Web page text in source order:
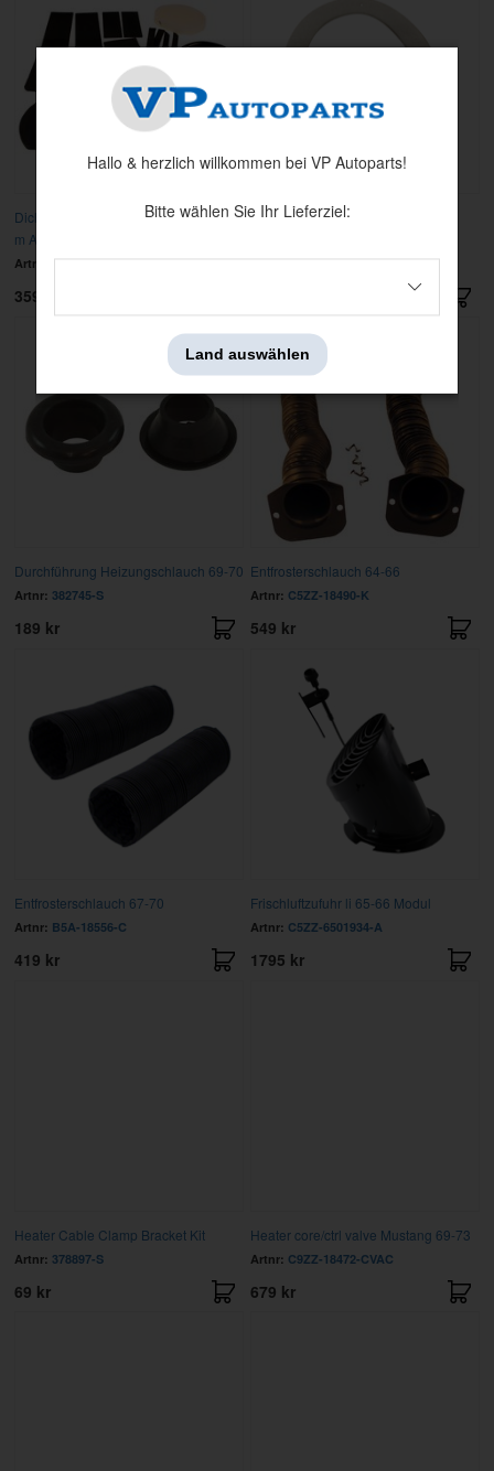
Dichtung Satz Heizungsanlage 71-73
m AC
Artnr: D1ZZ-18500-A
359 kr
Dichtung Ventilationskanal 65-68 li
Durchführung Heizungschlauch 69-70
Artnr: 382745-S
189 kr
Entfrosterschlauch 64-66
Artnr: C5ZZ-18490-K
549 kr
Entfrosterschlauch 67-70
Artnr: B5A-18556-C
419 kr
Frischluftzufuhr li 65-66 Modul
Artnr: C5ZZ-6501934-A
1795 kr
Heater Cable Clamp Bracket Kit
Artnr: 378897-S
69 kr
Heater core/ctrl valve Mustang 69-73
Artnr: C9ZZ-18472-CVAC
679 kr
Hallo & herzlich willkommen bei VP Autoparts!
Bitte wählen Sie Ihr Lieferziel:
Land auswählen